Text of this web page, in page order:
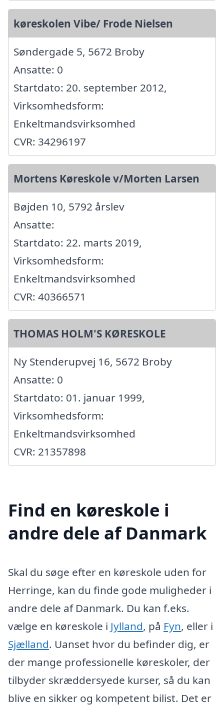
køreskolen Vibe/ Frode Nielsen
Søndergade 5, 5672 Broby
Ansatte: 0
Startdato: 20. september 2012,
Virksomhedsform:
Enkeltmandsvirksomhed
CVR: 34296197
Mortens Køreskole v/Morten Larsen
Bøjden 10, 5792 årslev
Ansatte:
Startdato: 22. marts 2019,
Virksomhedsform:
Enkeltmandsvirksomhed
CVR: 40366571
THOMAS HOLM'S KØRESKOLE
Ny Stenderupvej 16, 5672 Broby
Ansatte: 0
Startdato: 01. januar 1999,
Virksomhedsform:
Enkeltmandsvirksomhed
CVR: 21357898
Find en køreskole i
andre dele af Danmark
Skal du søge efter en køreskole uden for
Herringe, kan du finde gode muligheder i
andre dele af Danmark. Du kan f.eks.
vælge en køreskole i Jylland, på Fyn, eller i
Sjælland. Uanset hvor du befinder dig, er
der mange professionelle køreskoler, der
tilbyder skræddersyede kurser, så du kan
blive en sikker og kompetent bilist. Det er